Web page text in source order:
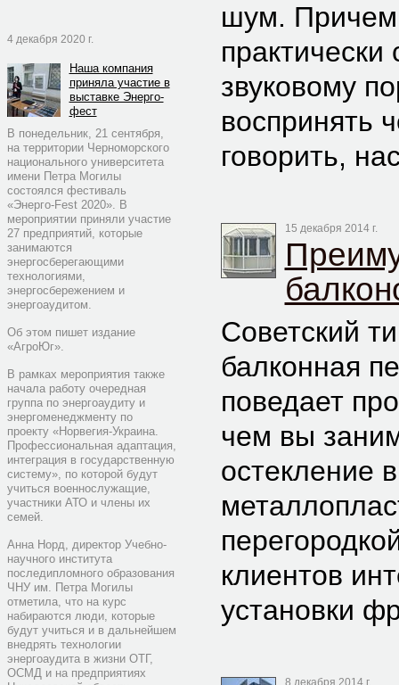
4 декабря 2020 г.
Наша компания
приняла участие в
выставке Энерго-
фест
В понедельник, 21 сентября,
на территории Черноморского
национального университета
имени Петра Могилы
состоялся фестиваль
«Энерго-Fest 2020». В
мероприятии приняли участие
27 предприятий, которые
занимаются
энергосберегающими
технологиями,
энергосбережением и
энергоаудитом.
Об этом пишет издание
«АгроЮг».
В рамках мероприятия также
начала работу очередная
группа по энергоаудиту и
энергоменеджменту по
проекту «Норвегия-Украина.
Профессиональная адаптация,
интеграция в государственную
систему», по которой будут
учиться военнослужащие,
участники АТО и члены их
семей.
Анна Норд, директор Учебно-
научного института
последипломного образования
ЧНУ им. Петра Могилы
отметила, что на курс
набираются люди, которые
будут учиться и в дальнейшем
внедрять технологии
энергоаудита в жизни ОТГ,
ОСМД и на предприятиях
шум. Причем
звуковому
воспринять
говорить,
15 декабря 2014 г.
Советский
балконная
поведает
чем вы
остекление
клиентов
установки
8 декабря 2014 г.